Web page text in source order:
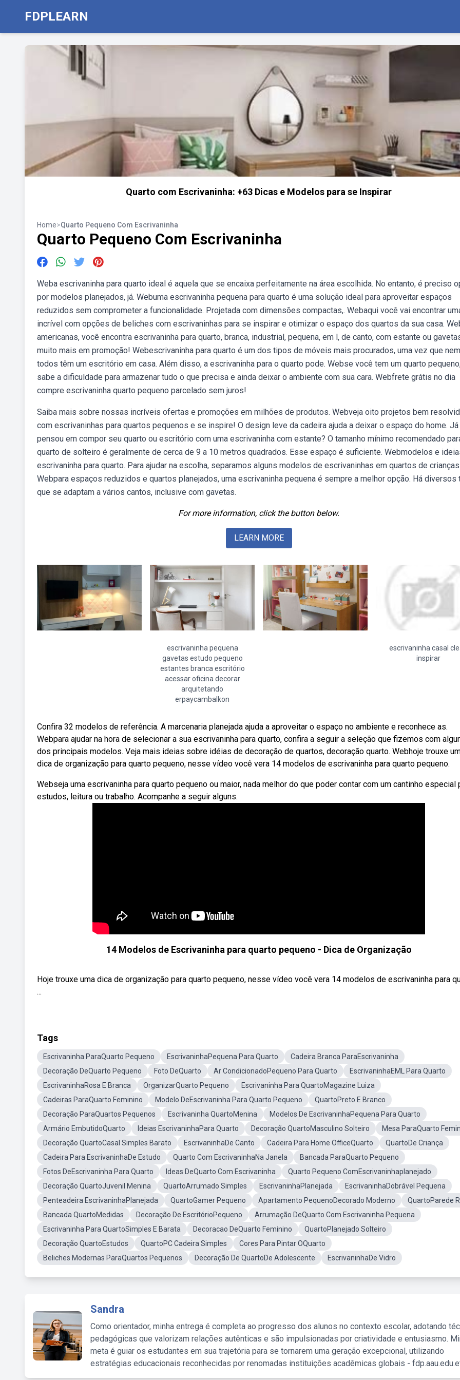
FDPLEARN
Quarto com Escrivaninha: +63 Dicas e Modelos para se Inspirar
Home>Quarto Pequeno Com Escrivaninha
Quarto Pequeno Com Escrivaninha
Weba escrivaninha para quarto ideal é aquela que se encaixa perfeitamente na área escolhida. No entanto, é preciso
por modelos planejados, já. Webuma escrivaninha pequena para quarto é uma solução ideal para aproveitar espaços
reduzidos sem comprometer a funcionalidade. Projetada com dimensões compactas,. Webaqui você vai encontrar
incrível com opções de beliches com escrivaninhas para se inspirar e otimizar o espaço dos quartos da sua casa.
americanas, você encontra escrivaninha para quarto, branca, industrial, pequena, em l, de canto, com estante ou
muito mais em promoção! Webescrivaninha para quarto é um dos tipos de móveis mais procurados, uma vez que nem
todos têm um escritório em casa. Além disso, a escrivaninha para o quarto pode. Webse você tem um quarto
sabe a dificuldade para armazenar tudo o que precisa e ainda deixar o ambiente com sua cara. Webfrete grátis no dia
compre escrivaninha quarto pequeno parcelado sem juros!
Saiba mais sobre nossas incríveis ofertas e promoções em milhões de produtos. Webveja oito projetos bem
com escrivaninhas para quartos pequenos e se inspire! O design leve da cadeira ajuda a deixar o espaço do home. Já
pensou em compor seu quarto ou escritório com uma escrivaninha com estante? O tamanho mínimo recomendado
quarto de solteiro é geralmente de cerca de 9 a 10 metros quadrados. Esse espaço é suficiente. Webmodelos e
escrivaninha para quarto. Para ajudar na escolha, separamos alguns modelos de escrivaninhas em quartos de
Webpara espaços reduzidos e quartos planejados, uma escrivaninha pequena é sempre a melhor opção. Há diversos
que se adaptam a vários cantos, inclusive com gavetas.
For more information, click the button below.
LEARN MORE
escrivaninha pequena
gavetas estudo pequeno
estantes branca escritório
acessar oficina decorar
arquitetando
erpaycambalkon
escrivaninha casal
inspirar
Confira 32 modelos de referência. A marcenaria planejada ajuda a aproveitar o espaço no ambiente e reconhece as.
Webpara ajudar na hora de selecionar a sua escrivaninha para quarto, confira a seguir a seleção que fizemos com
dos principais modelos. Veja mais ideias sobre idéias de decoração de quartos, decoração quarto. Webhoje trouxe
dica de organização para quarto pequeno, nesse vídeo você vera 14 modelos de escrivaninha para quarto pequeno.
Webseja uma escrivaninha para quarto pequeno ou maior, nada melhor do que poder contar com um cantinho especial
estudos, leitura ou trabalho. Acompanhe a seguir alguns.
14 Modelos de Escrivaninha para quarto pequeno - Dica de Organização
Hoje trouxe uma dica de organização para quarto pequeno, nesse vídeo você vera 14 modelos de escrivaninha para
...
Tags
Escrivaninha ParaQuarto Pequeno EscrivaninhaPequena Para Quarto
Cadeira Branca ParaEscrivaninha
Decoração DeQuarto Pequeno
Foto DeQuarto Ar CondicionadoPequeno Para Quarto
EscrivaninhaEML Para Quarto
EscrivaninhaRosa E Branca
OrganizarQuarto Pequeno
Escrivaninha Para QuartoMagazine Luiza
Cadeiras ParaQuarto Feminino
Modelo DeEscrivaninha Para Quarto Pequeno
QuartoPreto E Branco
Decoração ParaQuartos Pequenos
Escrivaninha QuartoMenina
Modelos De EscrivaninhaPequena Para Quarto
Armário EmbutidoQuarto
Ideias EscrivaninhaPara Quarto Decoração QuartoMasculino Solteiro
Mesa ParaQuarto
Decoração QuartoCasal Simples Barato
EscrivaninhaDe Canto Cadeira Para Home OfficeQuarto
QuartoDe Criança
Cadeira Para EscrivaninhaDe Estudo
Quarto Com EscrivaninhaNa Janela
Bancada ParaQuarto Pequeno
Fotos DeEscrivaninha Para Quarto
Ideas DeQuarto Com Escrivaninha
Quarto Pequeno ComEscrivaninhaplanejado
Decoração QuartoJuvenil Menina
QuartoArrumado Simples EscrivaninhaPlanejada
EscrivaninhaDobrável Pequena
Penteadeira EscrivaninhaPlanejada
QuartoGamer Pequeno Apartamento PequenoDecorado Moderno
QuartoParede
Bancada QuartoMedidas
Decoração De EscritórioPequeno
Arrumação DeQuarto Com Escrivaninha Pequena
Escrivaninha Para QuartoSimples E Barata
Decoracao DeQuarto Feminino
QuartoPlanejado Solteiro
Decoração QuartoEstudos
QuartoPC Cadeira Simples
Cores Para Pintar OQuarto
Beliches Modernas ParaQuartos Pequenos
Decoração De QuartoDe Adolescente EscrivaninhaDe Vidro
Sandra
Como orientador, minha entrega é completa ao progresso dos alunos no contexto escolar, adotando
pedagógicas que valorizam relações autênticas e são impulsionadas por criatividade e entusiasmo.
meta é guiar os estudantes em sua trajetória para se tornarem uma geração excepcional, utilizando
estratégias educacionais reconhecidas por renomadas instituições acadêmicas globais -